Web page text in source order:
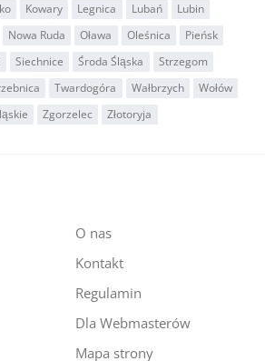
Kowary Legnica Lubań
Lubin
Nowa Ruda Oława Oleśnica
Pieńsk
Siechnice Środa Śląska
Strzegom
Twardogóra Wałbrzych
Wołów
Zgorzelec Złotoryja
O nas
Kontakt
Regulamin
Dla Webmasterów
Mapa strony